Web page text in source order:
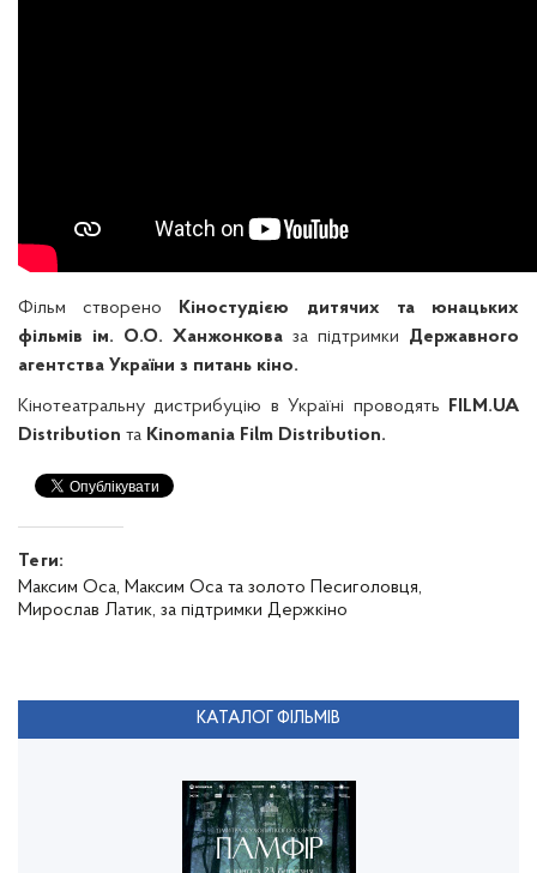
Фільм створено
Кіностудією дитячих та юнацьких
фільмів ім. О.О. Ханжонкова за підтримки Державного
агентства України з питань кіно.
Кінотеатральну дистрибуцію в Україні проводять
FILM.UA
Distribution та Kinomania Film Distribution.
Теги:
Максим Оса, Максим Оса та золото Песиголовця,
Мирослав Латик, за підтримки Держкіно
КАТАЛОГ ФІЛЬМІВ